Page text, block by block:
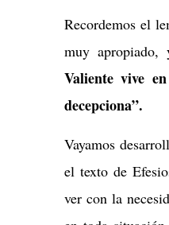
Recordemos el
muy
Valiente vive
decepciona”.
Vayamos
el texto de
ver con la